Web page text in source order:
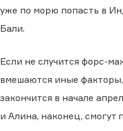
уже по морю попасть в
Бали.
Если не случится форс-
вмешаются иные
закончится в начале
и Алина, наконец, смогут